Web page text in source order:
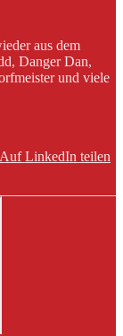
aus dem
Danger Dan,
und viele
Auf LinkedIn teilen